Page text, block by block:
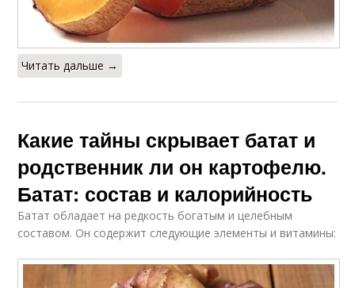
Читать дальше →
Какие тайны скрывает батат и
родственник ли он картофелю.
Батат: состав и калорийность
Батат обладает на редкость богатым и целебным
составом. Он содержит следующие элементы и витамины: